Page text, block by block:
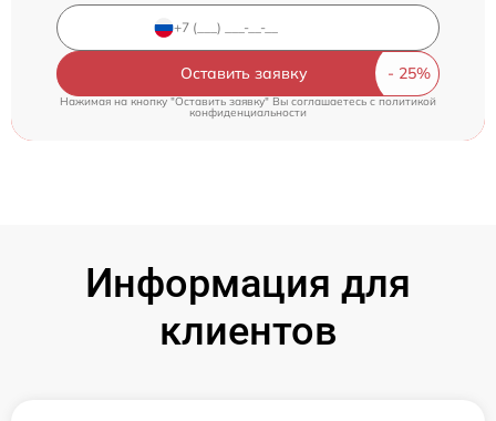
Оставить заявку
Нажимая на кнопку "Оставить заявку" Вы соглашаетесь cполитикой
конфиденциальности
Информация для
клиентов